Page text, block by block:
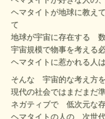
ヘマタイトが地球に教え
て
地球が宇宙に存在する 数
宇宙規模で物事を考える
ヘマタイトに惹かれる人
そんな 宇宙的な考え方
現代の社会ではまだまだ
ネガティブで 低次元な
ヘマタイトの人の 次世